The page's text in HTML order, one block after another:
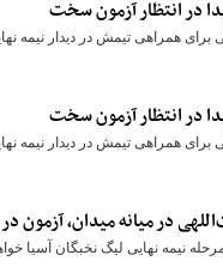
در انتظار آزمون سخت
همراهی تیمش در دیدار نیمه
در انتظار آزمون سخت
همراهی تیمش در دیدار نیمه
در میانه میدان، آزمون
مرحله نیمه نهایی لیگ نخبگان